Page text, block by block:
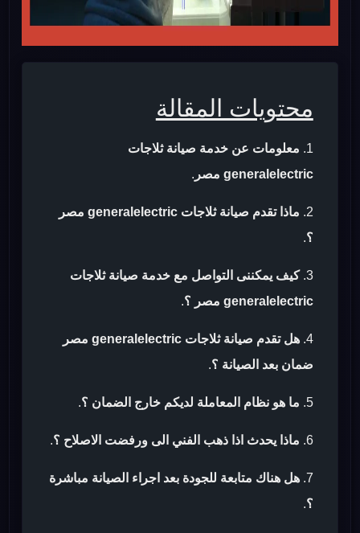
محتويات المقالة
معلومات عن خدمة صيانة ثلاجات
generalelectric مصر
.
ماذا تقدم صيانة ثلاجات generalelectric مصر
؟.
كيف يمكننى التواصل مع خدمة صيانة ثلاجات
generalelectric مصر ؟
.
هل تقدم صيانة ثلاجات generalelectric مصر
ضمان بعد الصيانة ؟.
ما هو نظام المعاملة لديكم خارج الضمان ؟.
ماذا يحدث اذا ذهب الفني الى ورفضت الاصلاح ؟.
هل هناك متابعة للجودة بعد اجراء الصيانة مباشرة
؟.